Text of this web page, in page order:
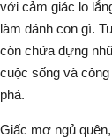
với cảm giác lo
làm đánh con gì.
còn chứa đựng
cuộc sống và
phá.
Giấc mơ ngủ